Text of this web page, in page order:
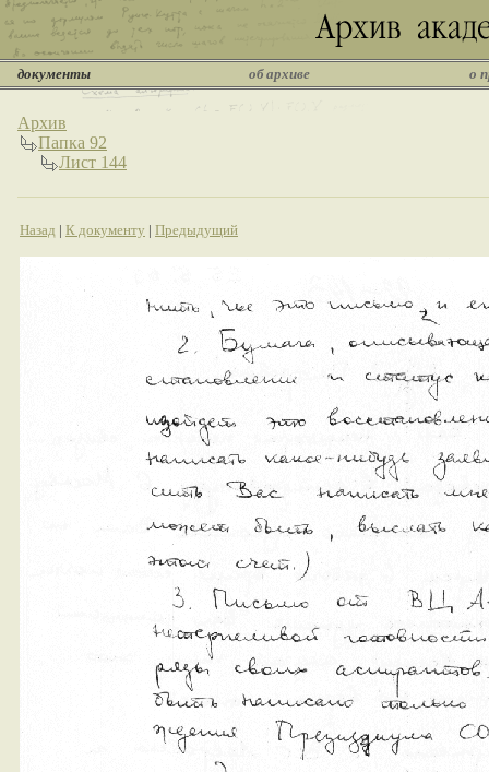
документы об архиве о
Архив
Папка 92
Лист 144
Назад | К документу | Предыдущий